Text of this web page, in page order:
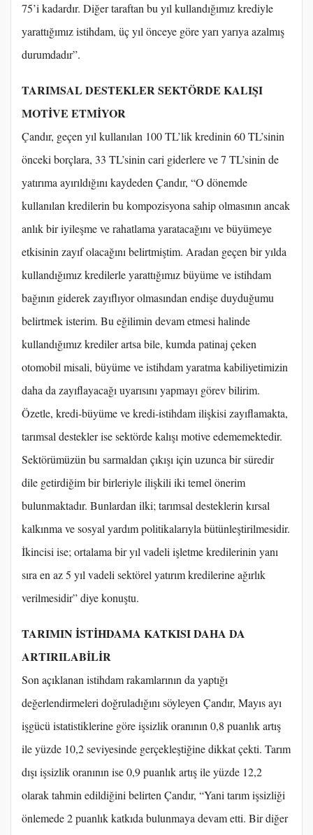
75’i kadardır. Diğer taraftan bu yıl kullandığımız krediyle
yarattığımız istihdam, üç yıl önceye göre yarı yarıya azalmış
durumdadır”.
TARIMSAL DESTEKLER SEKTÖRDE KALIŞI
MOTİVE ETMİYOR
Çandır, geçen yıl kullanılan 100 TL’lik kredinin 60 TL’sinin
önceki borçlara, 33 TL’sinin cari giderlere ve 7 TL’sinin de
yatırıma ayırıldığını kaydeden Çandır, “O dönemde
kullanılan kredilerin bu kompozisyona sahip olmasının ancak
anlık bir iyileşme ve rahatlama yaratacağını ve büyümeye
etkisinin zayıf olacağını belirtmiştim. Aradan geçen bir yılda
kullandığımız kredilerle yarattığımız büyüme ve istihdam
bağının giderek zayıflıyor olmasından endişe duyduğumu
belirtmek isterim. Bu eğilimin devam etmesi halinde
kullandığımız krediler artsa bile, kumda patinaj çeken
otomobil misali, büyüme ve istihdam yaratma kabiliyetimizin
daha da zayıflayacağı uyarısını yapmayı görev bilirim.
Özetle, kredi-büyüme ve kredi-istihdam ilişkisi zayıflamakta,
tarımsal destekler ise sektörde kalışı motive edememektedir.
Sektörümüzün bu sarmaldan çıkışı için uzunca bir süredir
dile getirdiğim bir birleriyle ilişkili iki temel önerim
bulunmaktadır. Bunlardan ilki; tarımsal desteklerin kırsal
kalkınma ve sosyal yardım politikalarıyla bütünleştirilmesidir.
İkincisi ise; ortalama bir yıl vadeli işletme kredilerinin yanı
sıra en az 5 yıl vadeli sektörel yatırım kredilerine ağırlık
verilmesidir” diye konuştu.
TARIMIN İSTİHDAMA KATKISI DAHA DA
ARTIRILABİLİR
Son açıklanan istihdam rakamlarının da yaptığı
değerlendirmeleri doğruladığını söyleyen Çandır, Mayıs ayı
işgücü istatistiklerine göre işsizlik oranının 0,8 puanlık artış
ile yüzde 10,2 seviyesinde gerçekleştiğine dikkat çekti. Tarım
dışı işsizlik oranının ise 0,9 puanlık artış ile yüzde 12,2
olarak tahmin edildiğini belirten Çandır, “Yani tarım işsizliği
önlemede 2 puanlık katkıda bulunmaya devam etti. Bir diğer